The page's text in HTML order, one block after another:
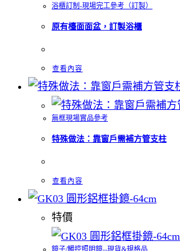
浴櫃訂制-現場完工參考（訂製）
原有檯面面盆，訂製浴櫃
查看內容
無框現場實品參考
特殊做法：靠窗戶需補方管支柱
查看內容
特價